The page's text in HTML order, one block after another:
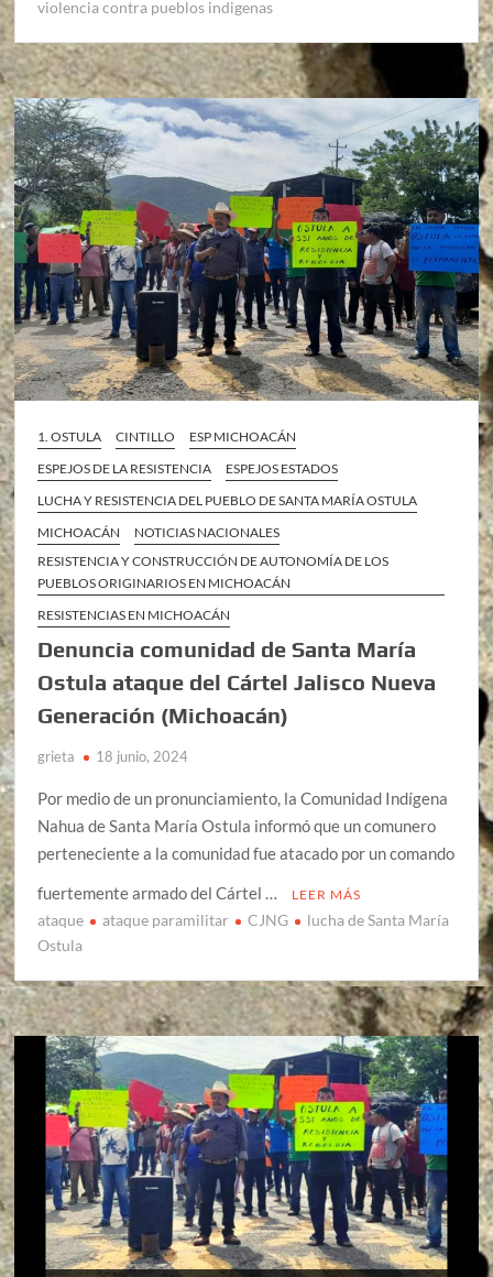
violencia contra pueblos indigenas
1. OSTULA CINTILLO
ESP MICHOACÁN
ESPEJOS DE LA RESISTENCIA
ESPEJOS ESTADOS
LUCHA Y RESISTENCIA DEL PUEBLO DE SANTA MARÍA OSTULA
MICHOACÁN
NOTICIAS NACIONALES
RESISTENCIA Y CONSTRUCCIÓN DE AUTONOMÍA DE LOS
PUEBLOS ORIGINARIOS EN MICHOACÁN
RESISTENCIAS EN MICHOACÁN
Denuncia comunidad de Santa María
Ostula ataque del Cártel Jalisco Nueva
Generación (Michoacán)
grieta 18 junio, 2024
Por medio de un pronunciamiento, la Comunidad Indígena
Nahua de Santa María Ostula informó que un comunero
perteneciente a la comunidad fue atacado por un comando
fuertemente armado del Cártel …
LEER MÁS
ataque ataque paramilitar CJNG
lucha de Santa María
Ostula